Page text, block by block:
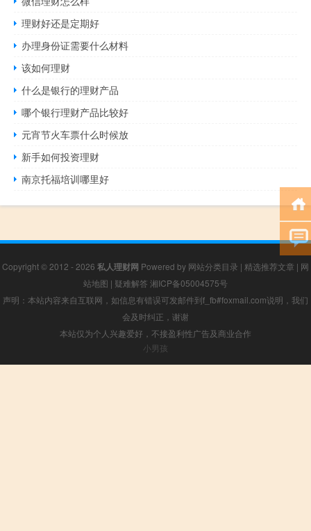
理财好还是定期好
办理身份证需要什么材料
该如何理财
什么是银行的理财产品
哪个银行理财产品比较好
元宵节火车票什么时候放
新手如何投资理财
南京托福培训哪里好
Copyright © 2012 - 2026 私人理财网 Powered by 网站分类目录 | 精选推荐文章 | 网
站地图 | 疑难解答 湘ICP备05004575号
声明：本站内容来自互联网，如信息有错误可发邮件到f_fb#foxmail.com说明，我们
会及时纠正，谢谢
本站仅为个人兴趣爱好，不接盈利性广告及商业合作
小男孩